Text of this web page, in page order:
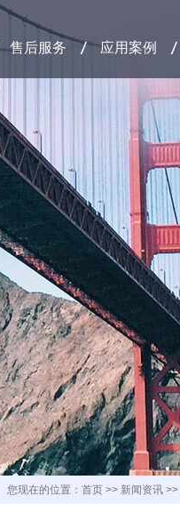
售后服务 应用案例
您现在的位置： 首页 >> 新闻资讯 >>